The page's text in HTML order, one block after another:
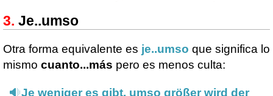
Je..umso
Otra forma equivalente es je..umso que significa lo
mismo cuanto...más pero es menos culta:
Je weniger es gibt, umso größer wird der